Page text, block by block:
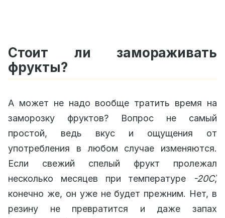
Стоит ли замораживать
фрукты?
А может не надо вообще тратить время на
заморозку фруктов? Вопрос не самый
простой, ведь вкус и ощущения от
употребления в любом случае изменяются.
Если свежий спелый фрукт пролежал
несколько месяцев при температуре
-20С̊,
конечно же, он уже не будет прежним. Нет, в
резину не превратится и даже запах